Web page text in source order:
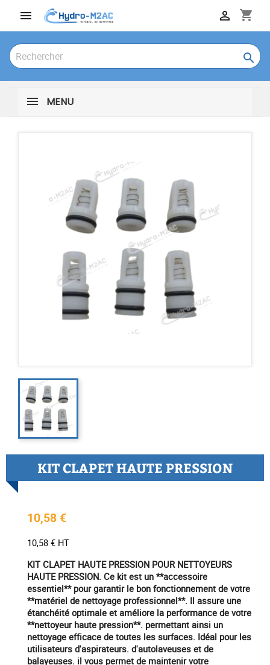
 shopping_cart


MENU
KIT CLAPET HAUTE PRESSION
10,58 €
10,58 € HT
KIT CLAPET HAUTE PRESSION POUR NETTOYEURS
HAUTE PRESSION. Ce kit est un **accessoire
essentiel** pour garantir le bon fonctionnement de votre
**matériel de nettoyage professionnel**. Il assure une
étanchéité optimale et améliore la performance de votre
**nettoyeur haute pression**. permettant ainsi un
nettoyage efficace de toutes les surfaces. Idéal pour les
utilisateurs d'aspirateurs. d'autolaveuses et de
balayeuses. il vous permet de maintenir votre